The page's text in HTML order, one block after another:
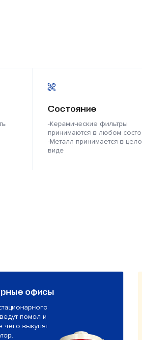
Состояние
-Керамические фильтры
принимаются в любом
-Металл принимается в
виде
офисы
помол и
чего выкупят